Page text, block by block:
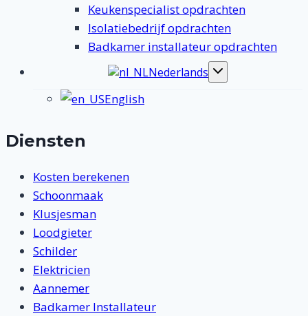
Keukenspecialist opdrachten
Isolatiebedrijf opdrachten
Badkamer installateur opdrachten
Nederlands
Toggle
English
Diensten
Kosten berekenen
Schoonmaak
Klusjesman
Loodgieter
Schilder
Elektricien
Aannemer
Badkamer Installateur